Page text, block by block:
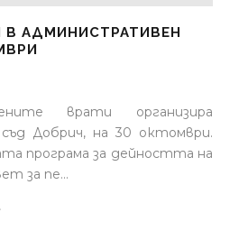
В АДМИНИСТРАТИВЕН
врати организира
Добрич, на 30 октомври.
програма за дейността на
за пе...